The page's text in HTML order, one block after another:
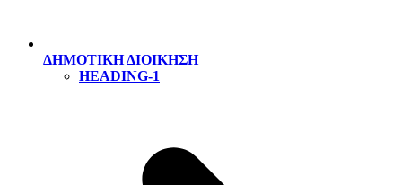
ΔΗΜΟΤΙΚΗ ΔΙΟΙΚΗΣΗ
HEADING-1